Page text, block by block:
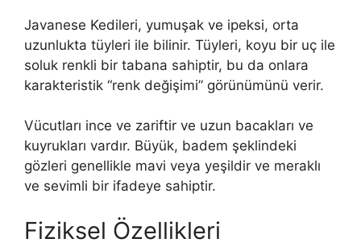
Javanese Kedileri, yumuşak ve ipeksi, orta
uzunlukta tüyleri ile bilinir. Tüyleri, koyu bir uç ile
soluk renkli bir tabana sahiptir, bu da onlara
karakteristik “renk değişimi” görünümünü verir.
Vücutları ince ve zariftir ve uzun bacakları ve
kuyrukları vardır. Büyük, badem şeklindeki
gözleri genellikle mavi veya yeşildir ve meraklı
ve sevimli bir ifadeye sahiptir.
Fiziksel Özellikleri